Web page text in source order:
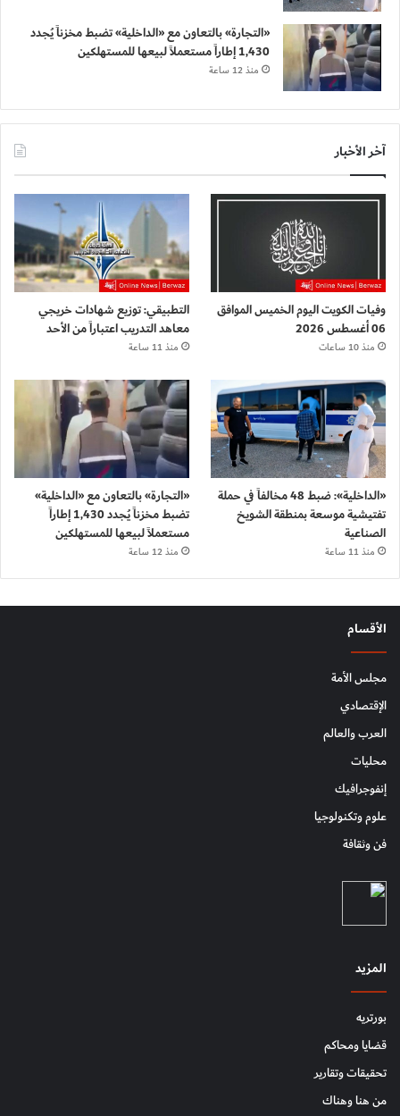
«التجارة» بالتعاون مع «الداخلية» تضبط مخزناً يُجدد
1,430 إطاراً مستعملاً لبيعها للمستهلكين
منذ 12 ساعة
آخر الأخبار
وفيات الكويت اليوم الخميس الموافق
06 أغسطس 2026
منذ 10 ساعات
التطبيقي: توزيع شهادات خريجي
معاهد التدريب اعتباراً من الأحد
منذ 11 ساعة
«الداخلية»: ضبط 48 مخالفاً في حملة
تفتيشية موسعة بمنطقة الشويخ
الصناعية
منذ 11 ساعة
«التجارة» بالتعاون مع «الداخلية»
تضبط مخزناً يُجدد 1,430 إطاراً
مستعملاً لبيعها للمستهلكين
منذ 12 ساعة
الأقسام
مجلس الأمة
الإقتصادي
العرب والعالم
محليات
إنفوجرافيك
علوم وتكنولوجيا
فن وثقافة
المزيد
بورتريه
قضايا ومحاكم
تحقيقات وتقارير
من هنا وهناك